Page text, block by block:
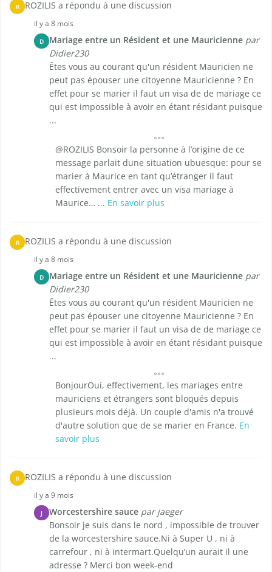
R ROZILIS a répondu à une discussion
il y a 8 mois
D Mariage entre un Résident et une Mauricienne par
Didier230
Êtes vous au courant qu'un résident Mauricien ne
peut pas épouser une citoyenne Mauricienne ? En
effet pour se marier il faut un visa de de mariage ce
qui est impossible à avoir en étant résidant puisque
...
@ROZILIS Bonsoir la personne à l’origine de ce
message parlait dune situation ubuesque: pour se
marier à Maurice en tant qu’étranger il faut
effectivement entrer avec un visa mariage à
Maurice… ... En savoir plus
R ROZILIS a répondu à une discussion
il y a 8 mois
D Mariage entre un Résident et une Mauricienne par
Didier230
Êtes vous au courant qu'un résident Mauricien ne
peut pas épouser une citoyenne Mauricienne ? En
effet pour se marier il faut un visa de de mariage ce
qui est impossible à avoir en étant résidant puisque
...
BonjourOui, effectivement, les mariages entre
mauriciens et étrangers sont bloqués depuis
plusieurs mois déjà. Un couple d'amis n'a trouvé
d'autre solution que de se marier en France. En
savoir plus
R ROZILIS a répondu à une discussion
il y a 9 mois
J Worcestershire sauce par jaeger
Bonsoir je suis dans le nord , impossible de trouver
de la worcestershire sauce.Ni à Super U , ni à
carrefour , ni à intermart.Quelqu’un aurait il une
adresse ? Merci bon week-end